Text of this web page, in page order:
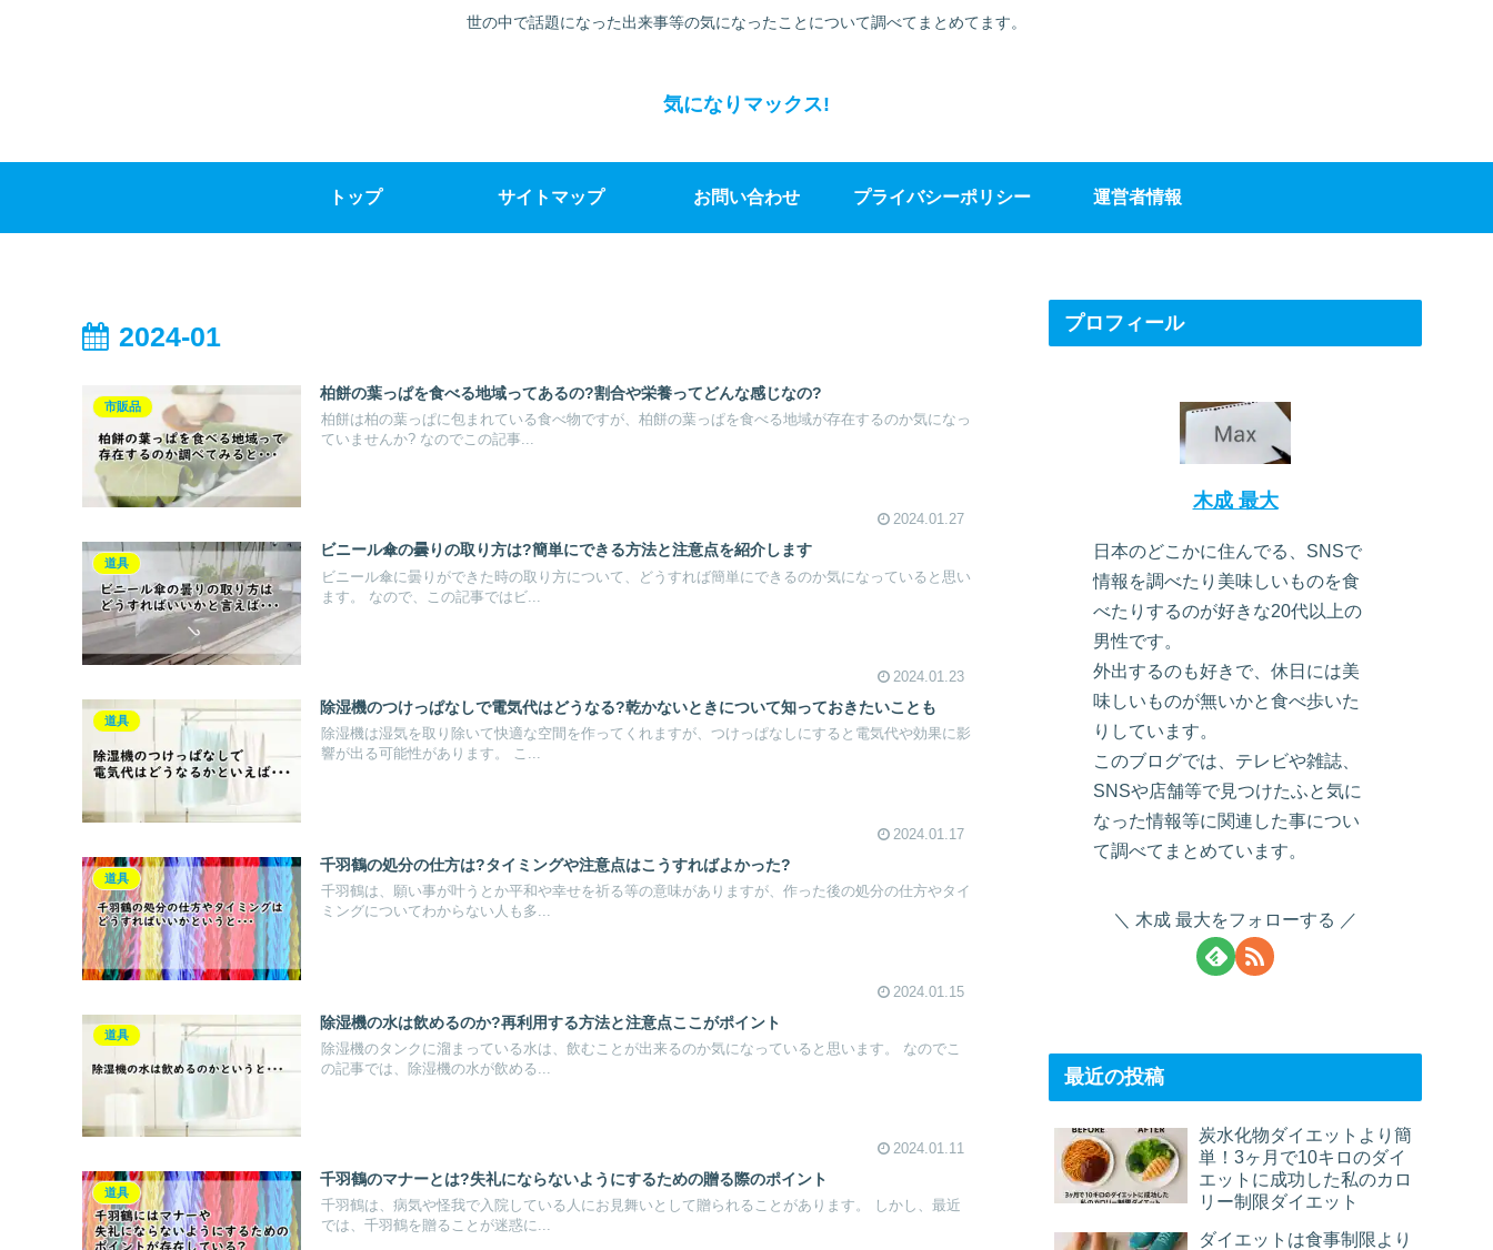
世の中で話題になった出来事等の気になったことについて調べてまとめてます。
気になりマックス!
トップ サイトマップ お問い合わせ プライバシーポリシー 運営者情報
2024-01
市販品
柏餅の葉っぱを食べる地域ってあるの?割合や栄養ってどんな感じなの?
柏餅は柏の葉っぱに包まれている食べ物ですが、柏餅の葉っぱを食べる地域が存在するのか気になっ
ていませんか? なのでこの記事...
2024.01.27
道具
ビニール傘の曇りの取り方は?簡単にできる方法と注意点を紹介します
ビニール傘に曇りができた時の取り方について、どうすれば簡単にできるのか気になっていると思い
ます。 なので、この記事ではビ...
2024.01.23
道具
除湿機のつけっぱなしで電気代はどうなる?乾かないときについて知っておきたいことも
除湿機は湿気を取り除いて快適な空間を作ってくれますが、つけっぱなしにすると電気代や効果に影
響が出る可能性があります。 こ...
2024.01.17
道具
千羽鶴の処分の仕方は?タイミングや注意点はこうすればよかった?
千羽鶴は、願い事が叶うとか平和や幸せを祈る等の意味がありますが、作った後の処分の仕方やタイ
ミングについてわからない人も多...
2024.01.15
道具
除湿機の水は飲めるのか?再利用する方法と注意点ここがポイント
除湿機のタンクに溜まっている水は、飲むことが出来るのか気になっていると思います。 なのでこ
の記事では、除湿機の水が飲める...
2024.01.11
道具
千羽鶴のマナーとは?失礼にならないようにするための贈る際のポイント
千羽鶴は、病気や怪我で入院している人にお見舞いとして贈られることがあります。 しかし、最近
では、千羽鶴を贈ることが迷惑に...
プロフィール
木成 最大
日本のどこかに住んでる、SNSで
情報を調べたり美味しいものを食
べたりするのが好きな20代以上の
男性です。
外出するのも好きで、休日には美
味しいものが無いかと食べ歩いた
りしています。
このブログでは、テレビや雑誌、
SNSや店舗等で見つけたふと気に
なった情報等に関連した事につい
て調べてまとめています。
木成 最大をフォローする
最近の投稿
炭水化物ダイエットより簡
単！3ヶ月で10キロのダイ
エットに成功した私のカロ
リー制限ダイエット
ダイエットは食事制限より